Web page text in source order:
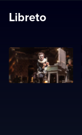
Libreto